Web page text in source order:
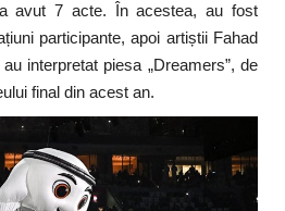
avut 7 acte. În acestea, au fost
participante, apoi artiștii Fahad
interpretat piesa „Dreamers”, de
final din acest an.